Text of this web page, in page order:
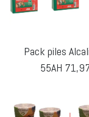
Pack piles
55AH